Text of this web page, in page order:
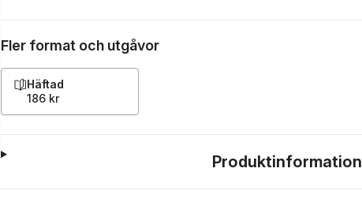
Fler format och utgåvor
Häftad
186 kr
Produktinformation